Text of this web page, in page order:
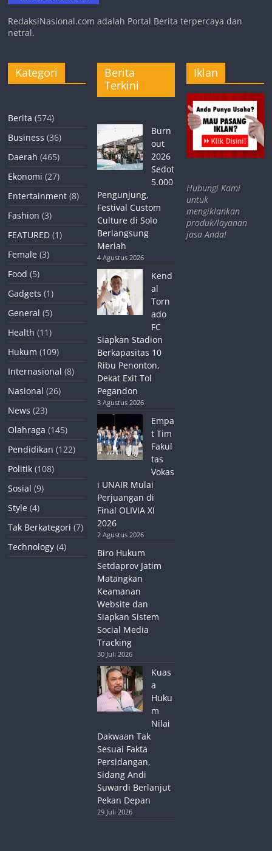
RedaksiNasional.com adalah Portal Berita terpercaya dan
netral.
Kategori
Berita (574)
Business (36)
Daerah (465)
Ekonomi (27)
Entertainment (8)
Fashion (3)
FEATURED (1)
Female (3)
Food (5)
Gadgets (1)
General (5)
Health (11)
Hukum (109)
Internasional (8)
Nasional (26)
News (23)
Olahraga (145)
Pendidikan (122)
Politik (108)
Sosial (9)
Style (4)
Tak Berkategori (7)
Technology (4)
Berita
Terkini
Burn
out
2026
Sedot
5.000
Pengunjung,
Festival Custom
Culture di Solo
Berlangsung
Meriah
4 Agustus 2026
Kend
al
Torn
ado
FC
Siapkan Stadion
Berkapasitas 10
Ribu Penonton,
Dekat Exit Tol
Pegandon
3 Agustus 2026
Empa
t Tim
Fakul
tas
Vokas
i UNAIR Mulai
Perjuangan di
Final OLIVIA XI
2026
2 Agustus 2026
Biro Hukum
Setdaprov Jatim
Matangkan
Keamanan
Website dan
Siapkan Sistem
Social Media
Tracking
30 Juli 2026
Kuas
a
Huku
m
Nilai
Dakwaan Tak
Sesuai Fakta
Persidangan,
Sidang Andi
Suwardi Berlanjut
Pekan Depan
29 Juli 2026
Iklan
Hubungi Kami
untuk
mengiklankan
produk/layanan
jasa Anda!